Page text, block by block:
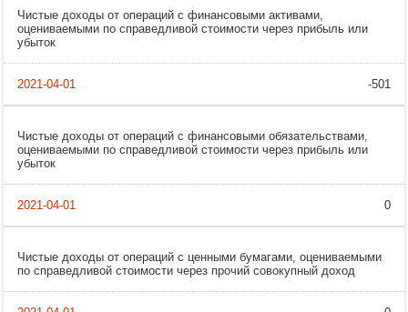
Чистые доходы от операций с финансовыми активами,
оцениваемыми по справедливой стоимости через прибыль или
убыток
-501
Чистые доходы от операций с финансовыми обязательствами,
оцениваемыми по справедливой стоимости через прибыль или
убыток
0
Чистые доходы от операций с ценными бумагами, оцениваемыми
по справедливой стоимости через прочий совокупный доход